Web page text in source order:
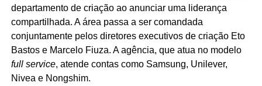
departamento de criação ao anunciar uma liderança
compartilhada. A área passa a ser comandada
conjuntamente pelos diretores executivos de criação Eto
Bastos e Marcelo Fiuza. A agência, que atua no modelo
full service, atende contas como Samsung, Unilever,
Nivea e Nongshim.